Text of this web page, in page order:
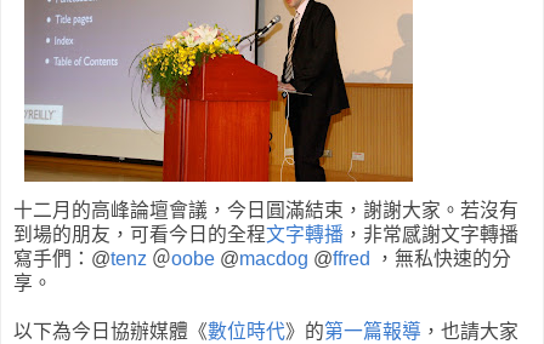
十二月的高峰論壇會議，今日圓滿結束，謝謝大家。若沒有
到場的朋友，可看今日的全程文字轉播 ，非常感謝文字轉播
寫手們：@tenz ＠oobe @macdog @ffred
，無私快速的分
享。
以下為今日協辦媒體《數位時代》的第一篇報導 ，也請大家